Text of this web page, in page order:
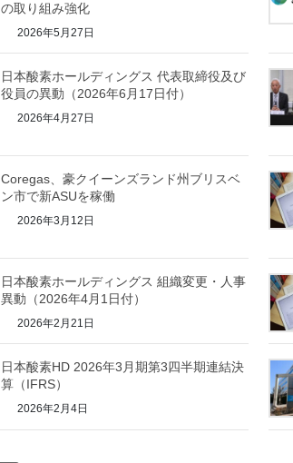
の取り組み強化
2026年5月27日
日本酸素ホールディングス 代表取締役及び
役員の異動（2026年6月17日付）
2026年4月27日
Coregas、豪クイーンズランド州ブリスベ
ン市で新ASUを稼働
2026年3月12日
日本酸素ホールディングス 組織変更・人事
異動（2026年4月1日付）
2026年2月21日
日本酸素HD 2026年3月期第3四半期連結決
算（IFRS）
2026年2月4日